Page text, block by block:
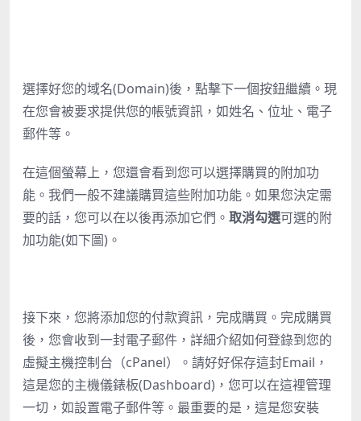
選擇好您的域名(Domain)後，點擊下一個按鈕繼續。現
在您會被要求提供您的帳號資訊，如姓名、位址、電子
郵件等。
在這個螢幕上，您還會看到您可以選擇購買的附加功
能。我們一般不建議購買這些附加功能。如果您決定需
要的話，您可以在以後再添加它們。 取消勾選可選的附
加功能(如下圖)。
接下來，您將添加您的付款資訊，完成購買。完成購買
後，您會收到一封電子郵件，詳細介紹如何登錄到您的
虛擬主機控制台（cPanel）。請好好保存這封Email，
這是您的主機儀錶板(Dashboard)，您可以在這裡管理
一切，如設置電子郵件等。最重要的是，這是您安裝